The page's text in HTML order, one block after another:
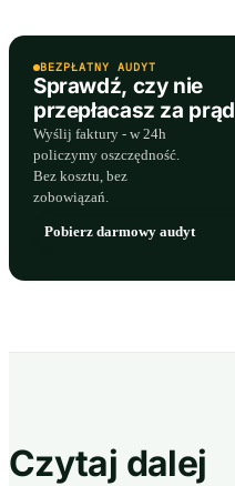
BEZPŁATNY AUDYT
Sprawdź, czy nie
przepłacasz za prąd
Wyślij faktury - w 24h
policzymy oszczędność.
Bez kosztu, bez
zobowiązań.
Pobierz darmowy audyt
Czytaj dalej